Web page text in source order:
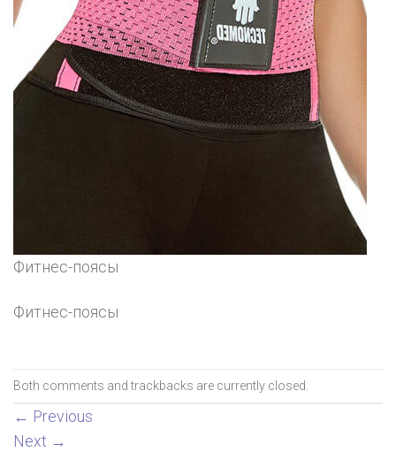
Фитнес-поясы
Фитнес-поясы
Both comments and trackbacks are currently closed.
← Previous
Next →